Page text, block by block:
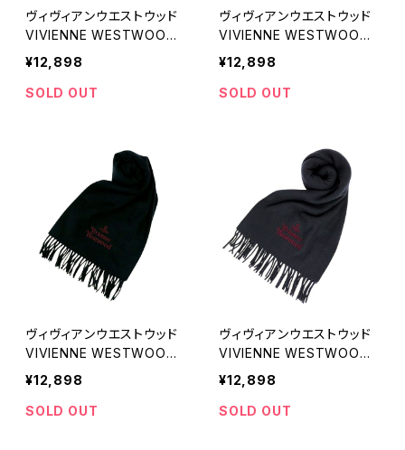
ヴィヴィアンウエストウッド
VIVIENNE WESTWOOD
マフラー 24-W00Q7-G40
1 レディース メンズ ピンク
マフラー
¥12,898
SOLD OUT
ヴィヴィアンウエストウッド
VIVIENNE WESTWOOD
マフラー 24-W00Q7-G41
0 レディース メンズ フュー
シャ フクシア マフラー
¥12,898
SOLD OUT
ヴィヴィアンウエストウッド
VIVIENNE WESTWOOD
マフラー 24-W00Q7-N40
1 レディース メンズ ブラック
マフラー
¥12,898
SOLD OUT
ヴィヴィアンウエストウッド
VIVIENNE WESTWOOD
マフラー 24-W00Q7-P40
8 レディース メンズ ダーク
グレー マフラー
¥12,898
SOLD OUT